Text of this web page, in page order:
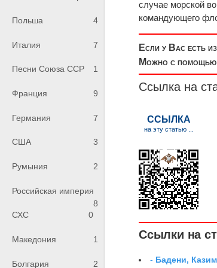
Польша 4
Италия 7
Песни Союза ССР 1
Франция 9
Германия 7
США 3
Румыния 2
Российская империя
8
СХС
0
Македония 1
Болгария 2
случае морской
командующего
Если у Вас есть
Можно с помощью
Ссылка на
Ссылки на
- Бадени,